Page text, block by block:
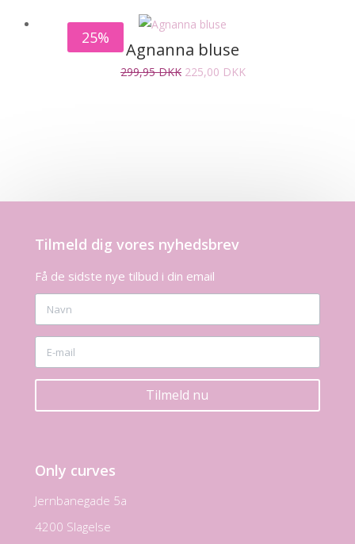
25%
Agnanna bluse
299,95DKK Den
225,00 DKKDen
Tilmeld dig vores nyhedsbrev
Få de sidste nye tilbud i din email
Tilmeld nu
Only curves
Jernbanegade 5a
4200 Slagelse